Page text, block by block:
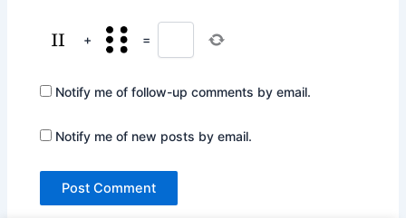
+ =
Notify me of follow-up comments by email.
Notify me of new posts by email.